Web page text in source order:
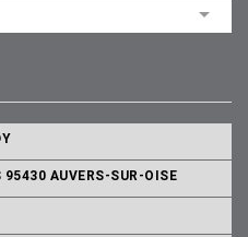
AUVERS-SUR-OISE